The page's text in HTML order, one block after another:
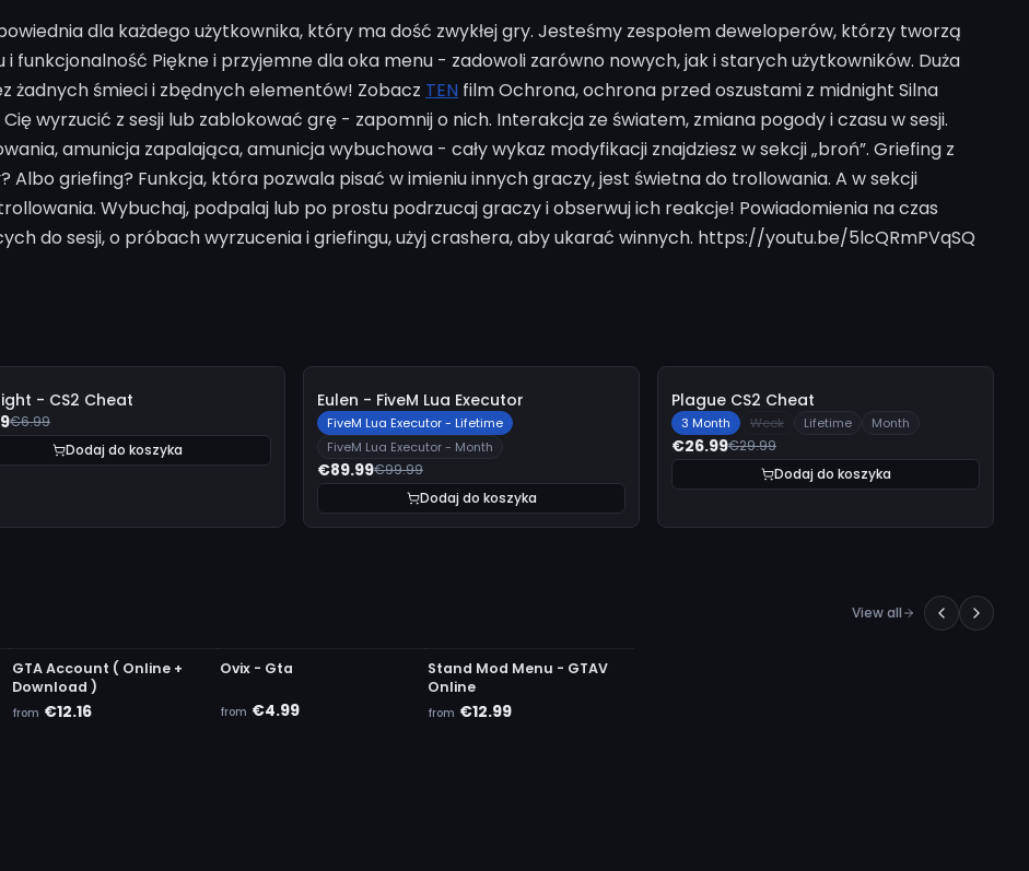
dla każdego użytkownika, który ma dość zwykłej gry. Jesteśmy zespołem deweloperów, którzy tworzą
funkcjonalność Piękne i przyjemne dla oka menu - zadowoli zarówno nowych, jak i starych użytkowników. Duża
żadnych śmieci i zbędnych elementów! Zobacz TEN film Ochrona, ochrona przed oszustami z midnight Silna
wyrzucić z sesji lub zablokować grę - zapomnij o nich. Interakcja ze światem, zmiana pogody i czasu w sesji.
amunicja zapalająca, amunicja wybuchowa - cały wykaz modyfikacji znajdziesz w sekcji „broń”. Griefing z
Albo griefing? Funkcja, która pozwala pisać w imieniu innych graczy, jest świetna do trollowania. A w sekcji
Wybuchaj, podpalaj lub po prostu podrzucaj graczy i obserwuj ich reakcje! Powiadomienia na czas
do sesji, o próbach wyrzucenia i griefingu, użyj crashera, aby ukarać winnych. https://youtu.be/5lcQRmPVqSQ
- CS2 Cheat
€6.99
Dodaj do koszyka
10%
Eulen - FiveM Lua Executor
FiveM Lua Executor - Lifetime
FiveM Lua Executor - Month
€89.99€99.99
Dodaj do koszyka
-
Plague CS2 Cheat
3 Month Week Lifetime Month
€26.99€29.99
Dodaj do koszyka
View all
GTA Account ( Online +
Download )
from €12.16
Ovix - Gta
from €4.99
Stand Mod Menu - GTAV
Online
from €12.99